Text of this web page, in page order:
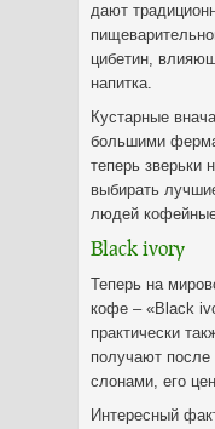
дают
цибетин,
напитка.
Кустарные
большими
теперь зверьки
выбирать
людей
Black ivory
Теперь на
кофе – «Black
практически
получают после
слонами, его
Интересный